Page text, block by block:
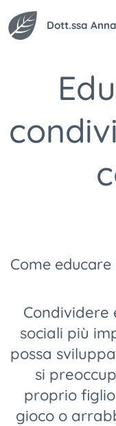
Dott.ssa
Come
Condividere
sociali più
possa
si
proprio
gioco o